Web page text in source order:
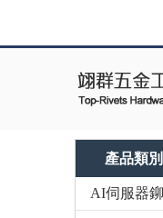
產品類別
AI伺服器